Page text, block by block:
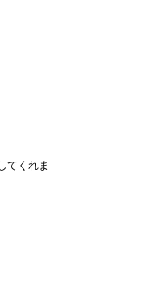
てくれま